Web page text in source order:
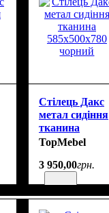
Стілець Дакс
метал сидіння
тканина
585x500x780
TopMebel
3 950,00грн.